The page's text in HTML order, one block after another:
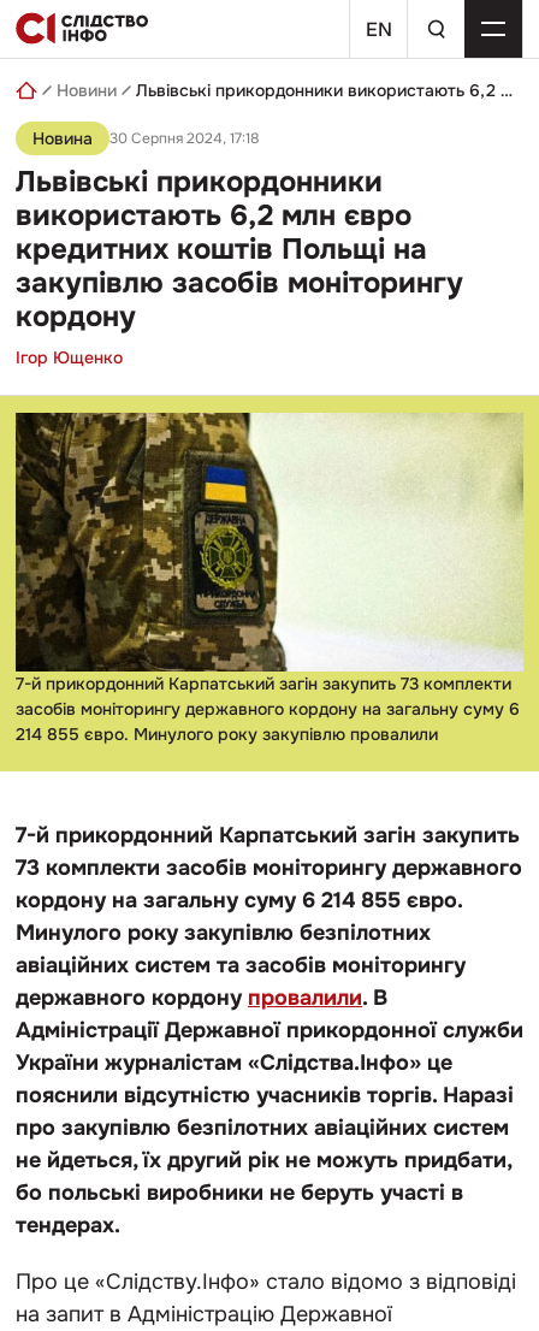
Skip
to
content
EN
пошуковий
запит
Новини Львівські прикордонники використають 6,2 млн євро кредитних коштів Польщі на закупівлю засобів моніторингу кордону
Новина 30 Серпня 2024, 17:18
Львівські прикордонники
використають 6,2 млн євро
кредитних коштів Польщі на
закупівлю засобів моніторингу
кордону
Ігор Ющенко
7-й прикордонний Карпатський загін закупить 73 комплекти
засобів моніторингу державного кордону на загальну суму 6
214 855 євро. Минулого року закупівлю провалили
7-й прикордонний Карпатський загін закупить
73 комплекти засобів моніторингу державного
кордону на загальну суму 6 214 855 євро.
Минулого року закупівлю безпілотних
авіаційних систем та засобів моніторингу
державного кордону провалили. В
Адміністрації Державної прикордонної служби
України журналістам «Слідства.Інфо» це
пояснили відсутністю учасників торгів. Наразі
про закупівлю безпілотних авіаційних систем
не йдеться, їх другий рік не можуть придбати,
бо польські виробники не беруть участі в
тендерах.
Про це «Слідству.Інфо» стало відомо з відповіді
на запит в Адміністрацію Державної